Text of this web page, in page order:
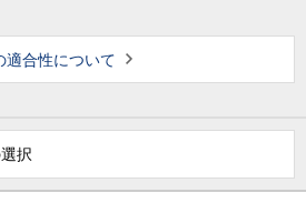
適合性について
択